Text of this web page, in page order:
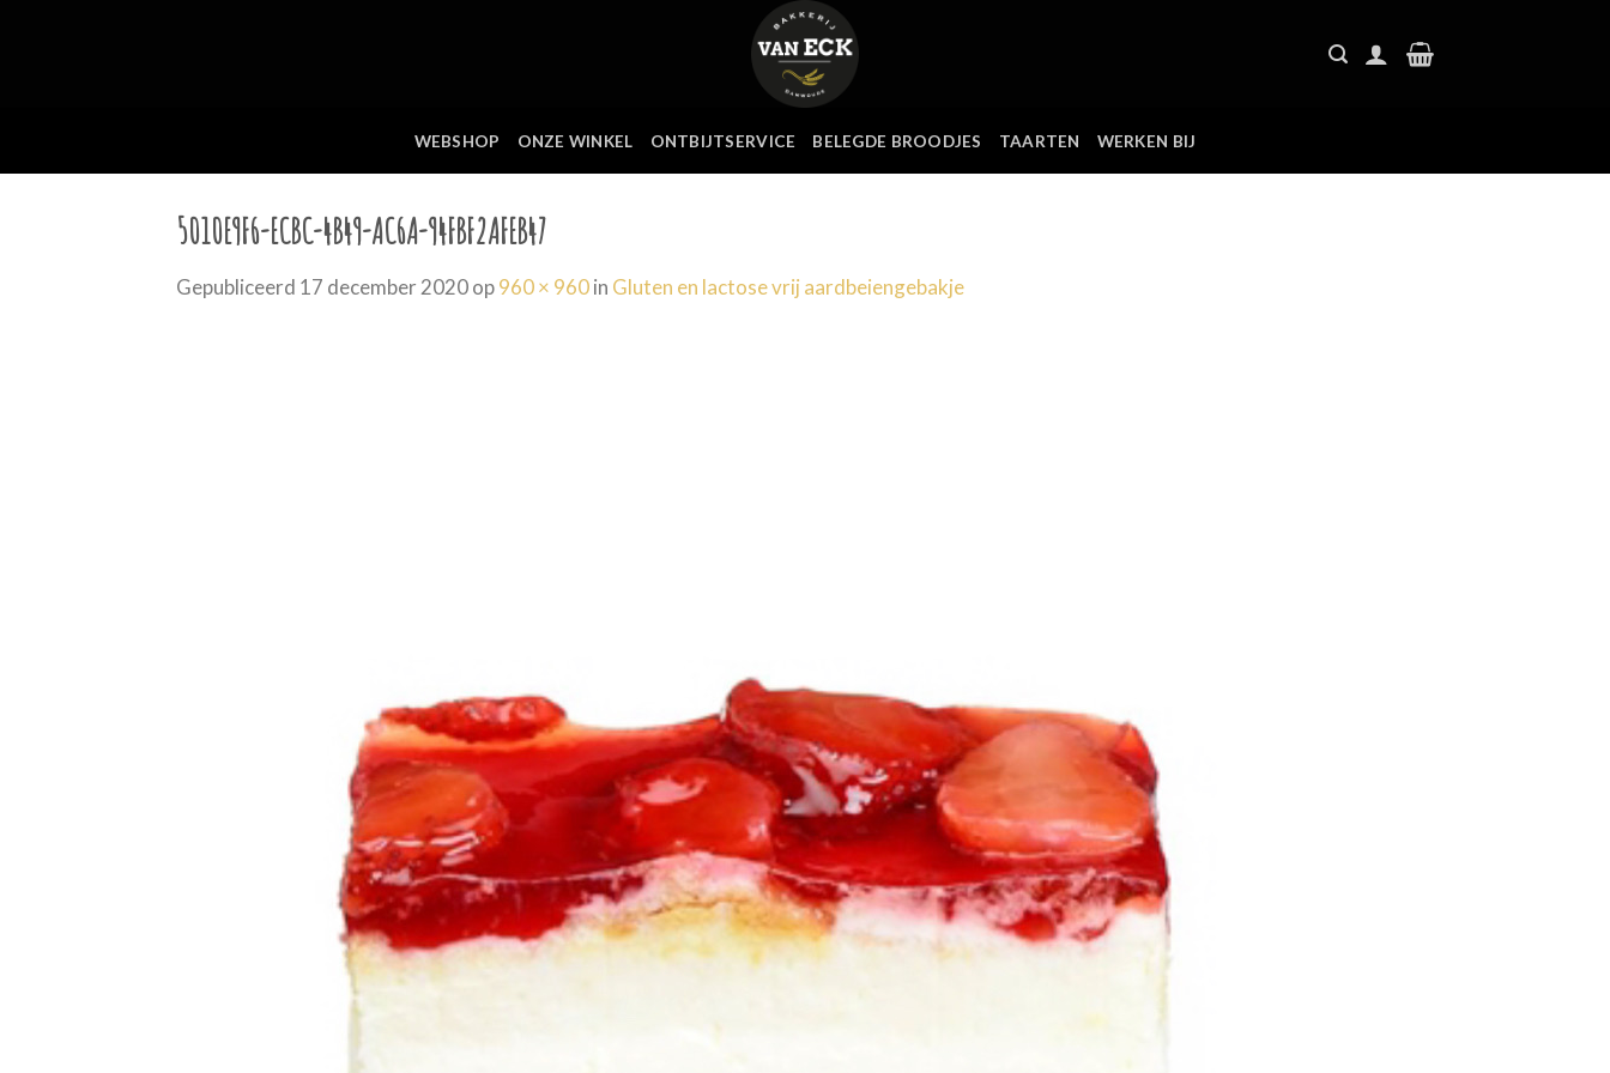
WEBSHOP ONZE WINKEL ONTBIJTSERVICE BELEGDE BROODJES TAARTEN WERKEN BIJ
5010E9F6-ECBC-4B49-AC6A-94FBF2AFEB47
Gepubliceerd 17 december 2020op960 × 960in Gluten en lactose vrij aardbeiengebakje